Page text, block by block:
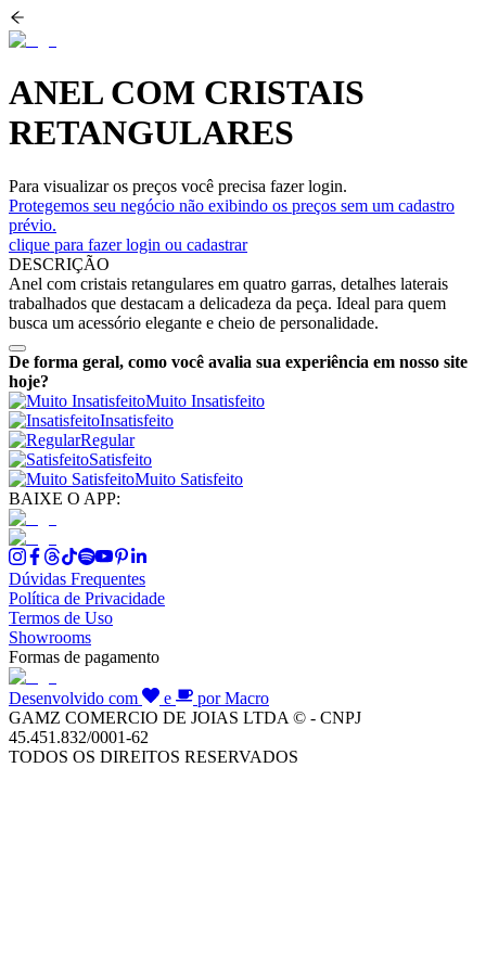
ANEL COM CRISTAIS
RETANGULARES
Para visualizar os preços você precisa fazer login.
Protegemos seu negócio não exibindo os preços sem um cadastro
prévio.
clique para fazer login ou cadastrar
DESCRIÇÃO
Anel com cristais retangulares em quatro garras, detalhes laterais
trabalhados que destacam a delicadeza da peça. Ideal para quem
busca um acessório elegante e cheio de personalidade.
De forma geral, como você avalia sua experiência em nosso site
hoje?
Muito Insatisfeito
Insatisfeito
Regular
Satisfeito
Muito Satisfeito
BAIXE O APP:
Dúvidas Frequentes
Política de Privacidade
Termos de Uso
Showrooms
Formas de pagamento
Desenvolvido com e
por Macro
GAMZ COMERCIO DE JOIAS LTDA © - CNPJ
45.451.832/0001-62
TODOS OS DIREITOS RESERVADOS